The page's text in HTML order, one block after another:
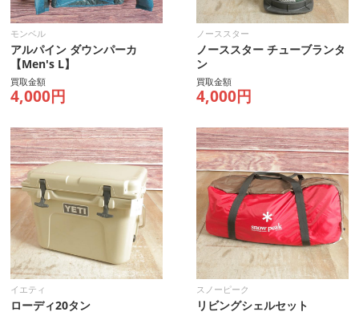
モンベル
アルパイン ダウンパーカ
【Men's L】
買取金額
4,000円
ノーススター
ノーススター チューブランタ
ン
買取金額
4,000円
イエティ
ローディ20タン
スノーピーク
リビングシェルセット